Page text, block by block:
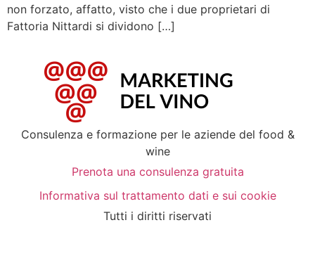
non forzato, affatto, visto che i due proprietari di
Fattoria Nittardi si dividono […]
Consulenza e formazione per le aziende del food &
wine
Prenota una consulenza gratuita
Informativa sul trattamento dati e sui cookie
Tutti i diritti riservati